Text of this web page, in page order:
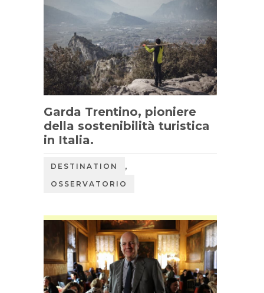
Garda Trentino, pioniere
della sostenibilità turistica
in Italia.
DESTINATION ,
OSSERVATORIO